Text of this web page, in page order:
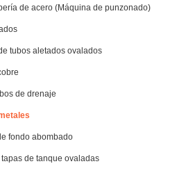
de acero (Máquina de punzonado)
tubos aletados ovalados
de drenaje
fondo abombado
de tanque ovaladas